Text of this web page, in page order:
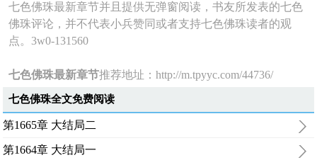
七色佛珠最新章节并且提供无弹窗阅读，书友所发表的七色
佛珠评论，并不代表小兵赞同或者支持七色佛珠读者的观
点。3w0-131560
七色佛珠最新章节推荐地址：http://m.tpyyc.com/44736/
七色佛珠全文免费阅读
第1665章 大结局二
第1664章 大结局一